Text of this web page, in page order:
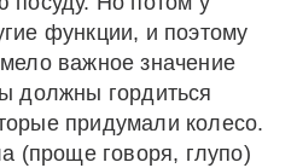
функции, и поэтому
важное значение
должны гордиться
придумали колесо.
(проще говоря, глупо)